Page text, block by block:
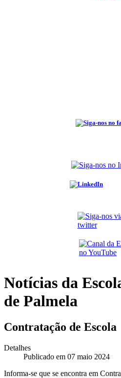
Notícias da
de Palmela
Contratação de Escola
Detalhes
Publicado em 07 maio 2024
Informa-se que se encontra em